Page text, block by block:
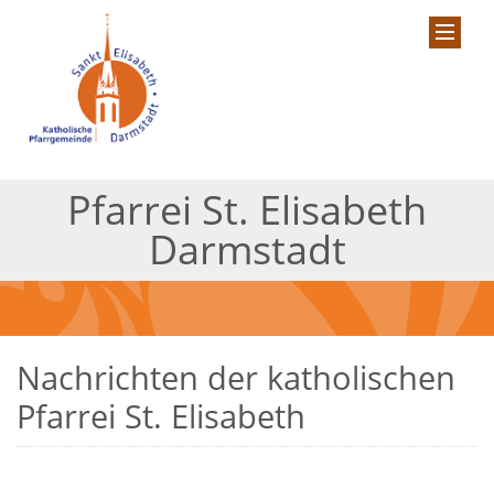
Pfarrei St. Elisabeth
Darmstadt
Nachrichten der katholischen
Pfarrei St. Elisabeth